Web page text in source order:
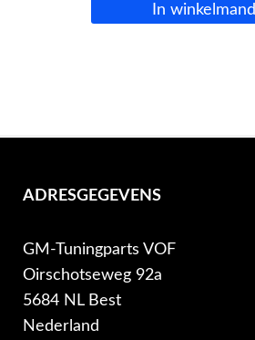
In winkelmand
ADRESGEGEVENS
GM-Tuningparts VOF
Oirschotseweg 92a
5684 NL Best
Nederland